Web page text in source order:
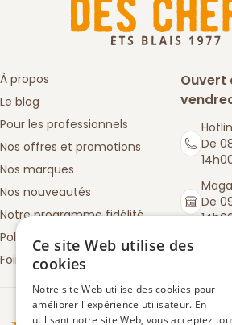
À propos
Le blog
Pour les professionnels
Nos offres et promotions
Nos marques
Nos nouveautés
Notre programme fidélité
Politique de retours
Foire aux questions
Ouvert
De
De
Truspilot : La Boutique des chefs
Ce site Web utilise des
cookies
Notre site Web utilise des cookies pour
améliorer l'expérience utilisateur. En
utilisant notre site Web, vous acceptez